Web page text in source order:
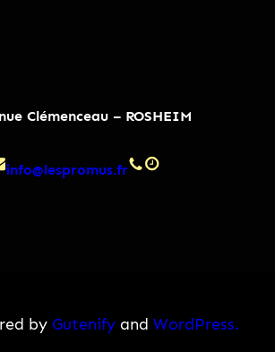
Clémenceau – ROSHEIM
info@lespromus.fr
by Gutenify and WordPress.